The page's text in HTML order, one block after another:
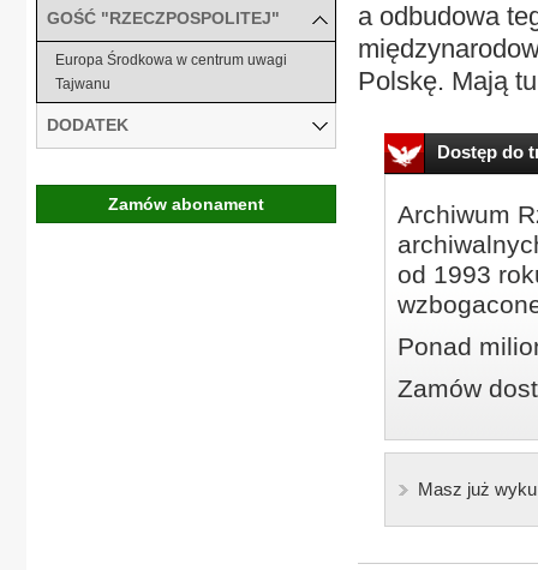
a odbudowa
Polskę. Mają
Dostęp do
Archiwum
od 1993
Ponad
Zamów
Masz już
GOŚĆ "RZECZPOSPOLITEJ"
Europa Środkowa w centrum uwagi
Tajwanu
DODATEK
Zamów abonament